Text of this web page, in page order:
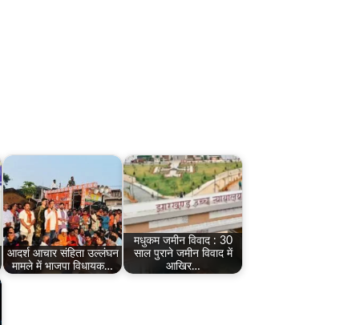
आदर्श आचार संहिता उल्लंघन
मामले में भाजपा विधायक…
मधुकम जमीन विवाद : 30
साल पुराने जमीन विवाद में
आखिर…